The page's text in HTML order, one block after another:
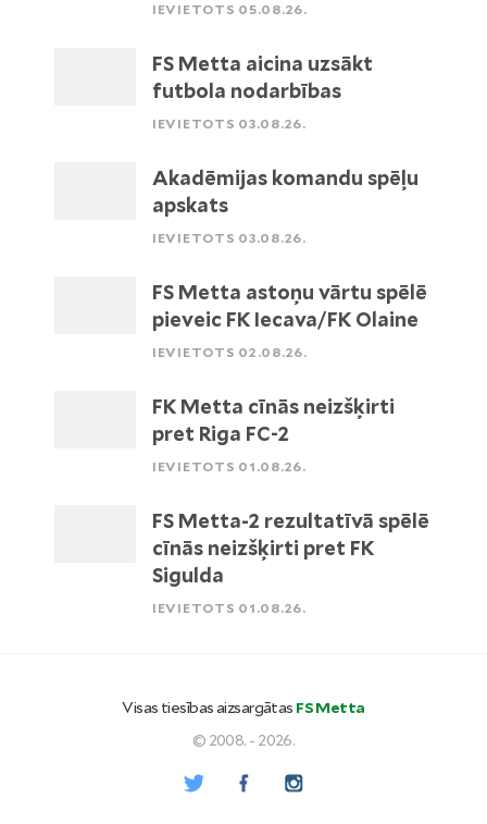
IEVIETOTS 05.08.26.
FS Metta aicina uzsākt
futbola nodarbības
IEVIETOTS 03.08.26.
Akadēmijas komandu spēļu
apskats
IEVIETOTS 03.08.26.
FS Metta astoņu vārtu spēlē
pieveic FK Iecava/FK Olaine
IEVIETOTS 02.08.26.
FK Metta cīnās neizšķirti
pret Riga FC-2
IEVIETOTS 01.08.26.
FS Metta-2 rezultatīvā spēlē
cīnās neizšķirti pret FK
Sigulda
IEVIETOTS 01.08.26.
Visas tiesības aizsargātas FS Metta
© 2008. - 2026.